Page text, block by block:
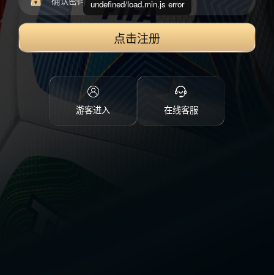
点击注册
游客进入 在线客服
undefined/load.min.js error